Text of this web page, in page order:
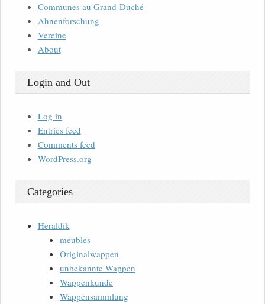
Communes au Grand-Duché
Ahnenforschung
Vereine
About
Login and Out
Log in
Entries feed
Comments feed
WordPress.org
Categories
Heraldik
meubles
Originalwappen
unbekannte Wappen
Wappenkunde
Wappensammlung